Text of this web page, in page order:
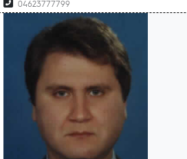
04623777799